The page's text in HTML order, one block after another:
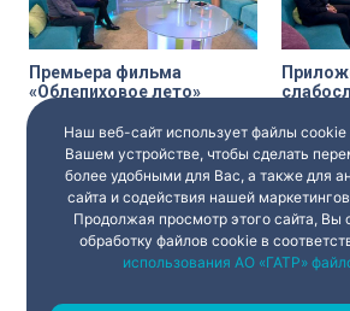
Премьера фильма
«Облепиховое лето»
6 ноября 2018 05:00 6 ноября
Наш веб-сайт использует файлы cookie
Вашем устройстве, чтобы сделать
более удобными для Вас, а также для
сайта и содействия нашей
Продолжая просмотр этого сайта, Вы
обработку файлов cookie в
использования АО «ГАТР»